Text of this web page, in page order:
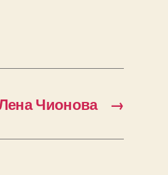
→
Чионова